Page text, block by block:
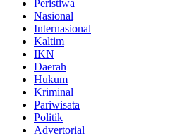
Peristiwa
Nasional
Internasional
Kaltim
IKN
Daerah
Hukum
Kriminal
Pariwisata
Politik
Advertorial